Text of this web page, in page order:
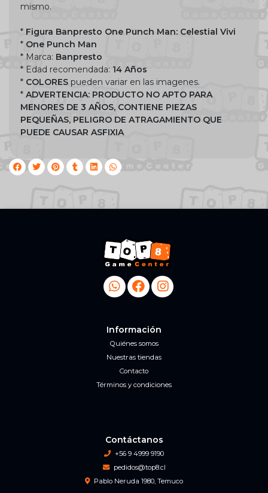
mismo.
* Figura Banpresto One Punch Man: Celestial Vivi
* One Punch Man
* Marca: Banpresto
* Edad recomendada: 14 Años
* COLORES pueden variar en las imagenes.
* ADVERTENCIA: PRODUCTO NO APTO PARA
MENORES DE 3 AÑOS, CONTIENE PIEZAS
PEQUEÑAS, PELIGRO DE ATRAGAMIENTO QUE
PUEDE CAUSAR ASFIXIA
Información
Quiénes somos
Nuestras tiendas
Contacto
Términos y condiciones
Contáctanos
+56 9 4999 9190
pedidos@top8.cl
Pablo Neruda 1980, Temuco